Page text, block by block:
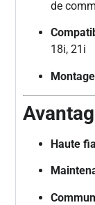
de
18i, 21i
Haute